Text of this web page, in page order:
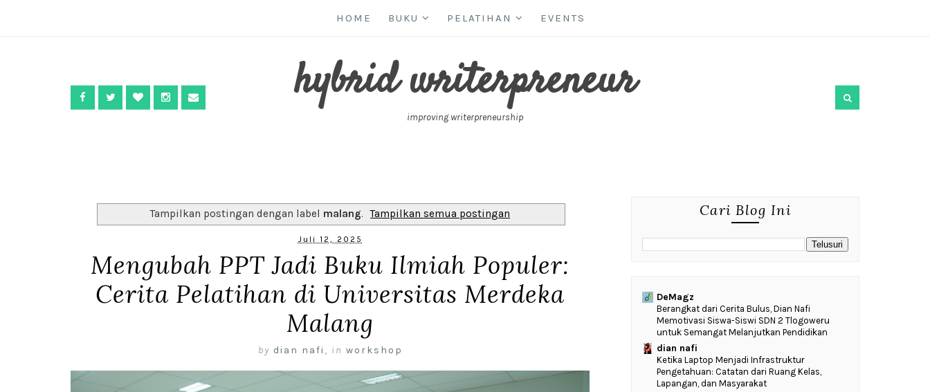
HOME BUKU PELATIHAN EVENTS
hybrid writerpreneur
improving writerpreneurship
Tampilkan postingan dengan label malang. Tampilkan semua postingan
Juli 12, 2025
Mengubah PPT Jadi Buku Ilmiah Populer:
Cerita Pelatihan di Universitas Merdeka
Malang
by dian nafi , in workshop
Cari Blog Ini
DeMagz
‎Berangkat dari Cerita Bulus, Dian Nafi
Memotivasi Siswa-Siswi SDN 2 Tlogoweru
untuk Semangat Melanjutkan Pendidikan
dian nafi
Ketika Laptop Menjadi Infrastruktur
Pengetahuan: Catatan dari Ruang Kelas,
Lapangan, dan Masyarakat